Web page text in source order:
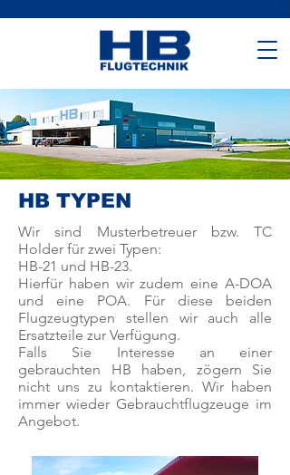
HB TYPEN
Wir sind Musterbetreuer bzw. TC
Holder für zwei Typen:
HB-21 und HB-23.
Hierfür haben wir zudem eine A-DOA
und eine POA. Für diese beiden
Flugzeugtypen stellen wir auch alle
Ersatzteile zur Verfügung.
Falls Sie Interesse an einer
gebrauchten HB haben, zögern Sie
nicht uns zu kontaktieren. Wir haben
immer wieder Gebrauchtflugzeuge im
Angebot.